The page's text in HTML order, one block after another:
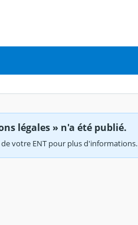
légales » n'a été publié.
votre ENT pour plus d'informations.